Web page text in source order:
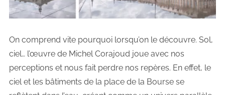
On comprend vite pourquoi lorsqu’on le découvre. Sol,
ciel… l’œuvre de Michel Corajoud joue avec nos
perceptions et nous fait perdre nos repères. En effet, le
ciel et les bâtiments de la place de la Bourse se